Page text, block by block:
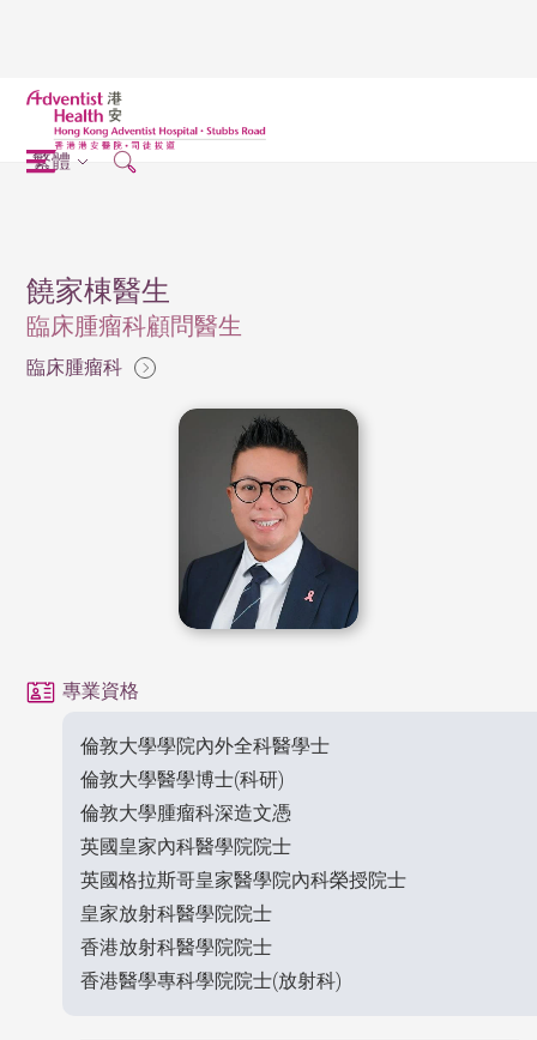
繁體
饒家棟醫生
臨床腫瘤科顧問醫生
臨床腫瘤科
專業資格
倫敦大學學院內外全科醫學士
倫敦大學醫學博士(科研)
倫敦大學腫瘤科深造文憑
英國皇家內科醫學院院士
英國格拉斯哥皇家醫學院內科榮授院士
皇家放射科醫學院院士
香港放射科醫學院院士
香港醫學專科學院院士(放射科)